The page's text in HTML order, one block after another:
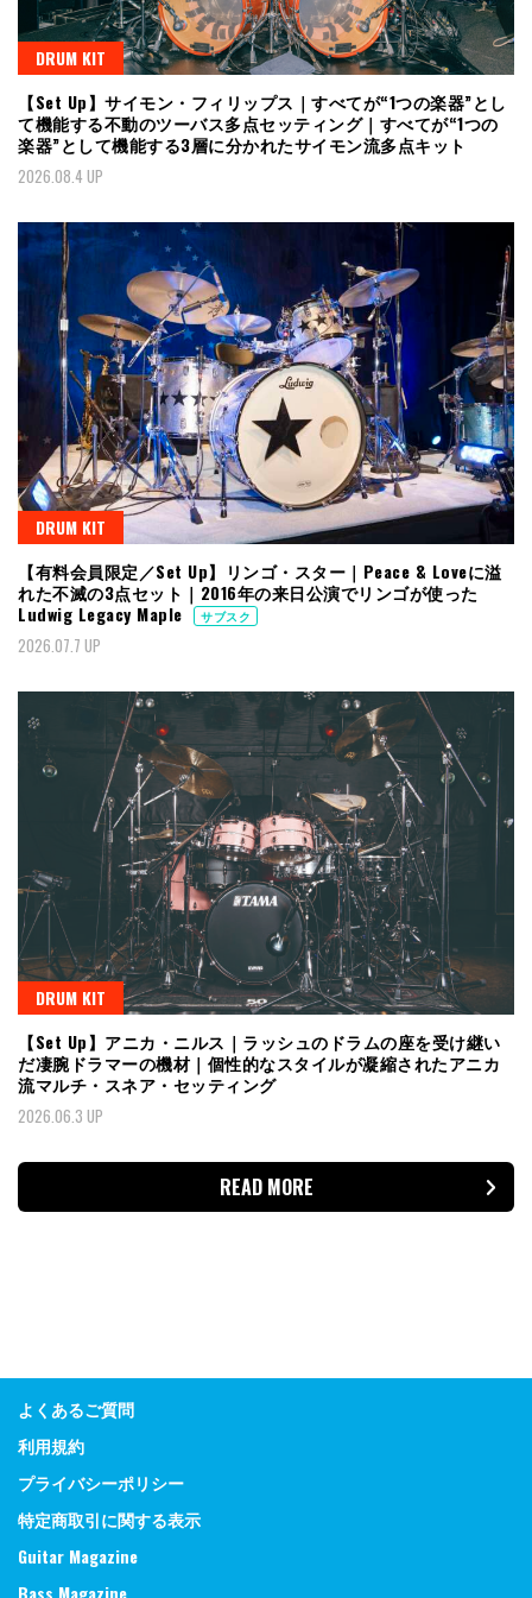
DRUM KIT
【Set Up】サイモン・フィリップス｜すべてが“1つの楽器”とし
て機能する不動のツーバス多点セッティング｜すべてが“1つの
楽器”として機能する3層に分かれたサイモン流多点キット
2026.08.4 UP
DRUM KIT
【有料会員限定／Set Up】リンゴ・スター｜Peace & Loveに溢
れた不滅の3点セット｜2016年の来日公演でリンゴが使った
Ludwig Legacy Maple
サブスク
2026.07.7 UP
DRUM KIT
【Set Up】アニカ・ニルス｜ラッシュのドラムの座を受け継い
だ凄腕ドラマーの機材｜個性的なスタイルが凝縮されたアニカ
流マルチ・スネア・セッティング
2026.06.3 UP
READ MORE
よくあるご質問
利用規約
プライバシーポリシー
特定商取引に関する表示
Guitar Magazine
Bass Magazine